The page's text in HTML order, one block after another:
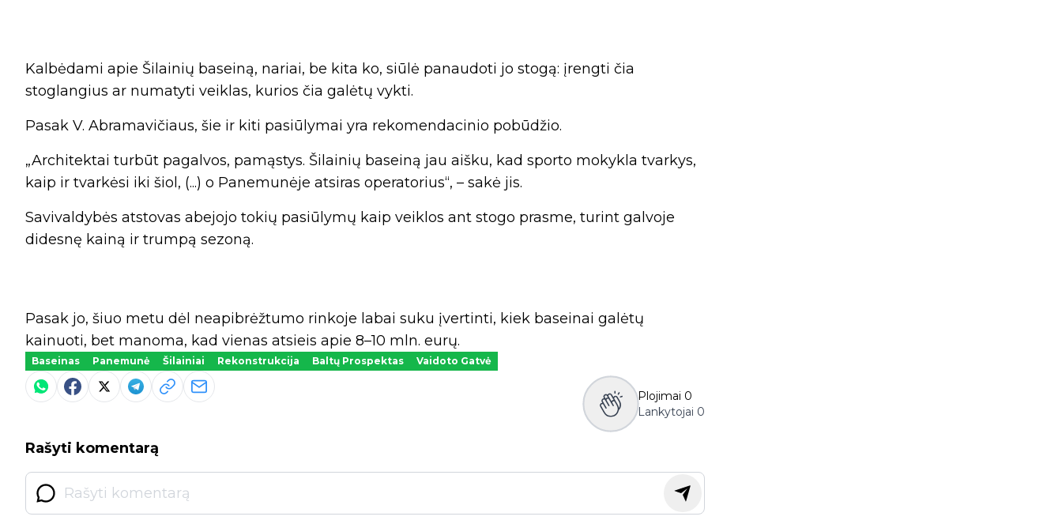
Kalbėdami apie Šilainių baseiną, nariai, be kita ko, siūlė panaudoti jo stogą: įrengti čia
stoglangius ar numatyti veiklas, kurios čia galėtų vykti.
Pasak V. Abramavičiaus, šie ir kiti pasiūlymai yra rekomendacinio pobūdžio.
„Architektai turbūt pagalvos, pamąstys. Šilainių baseiną jau aišku, kad sporto mokykla tvarkys,
kaip ir tvarkėsi iki šiol, (...) o Panemunėje atsiras operatorius“, – sakė jis.
Savivaldybės atstovas abejojo tokių pasiūlymų kaip veiklos ant stogo prasme, turint galvoje
didesnę kainą ir trumpą sezoną.
Pasak jo, šiuo metu dėl neapibrėžtumo rinkoje labai suku įvertinti, kiek baseinai galėtų
kainuoti, bet manoma, kad vienas atsieis apie 8–10 mln. eurų.
Baseinas Panemunė Šilainiai Rekonstrukcija Baltų Prospektas Vaidoto Gatvė
Plojimai 0
Lankytojai 0
Rašyti komentarą